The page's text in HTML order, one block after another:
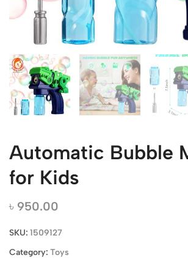
Automatic Bubble
for Kids
৳ 950.00
SKU: 1509127
Category: Toys